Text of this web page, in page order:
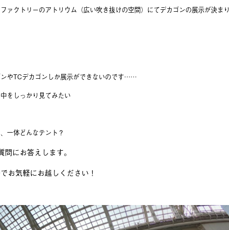
ァクトリーのアトリウム（広い吹き抜けの空間）にてデカゴンの展示が決まり
やTCデカゴンしか展示ができないのです……
をしっかり見てみたい
一体どんなテント？
にお答えします。
お気軽にお越しください！